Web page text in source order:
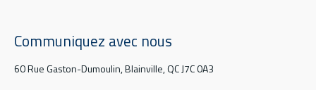
Communiquez avec nous
60 Rue Gaston-Dumoulin, Blainville, QC J7C 0A3